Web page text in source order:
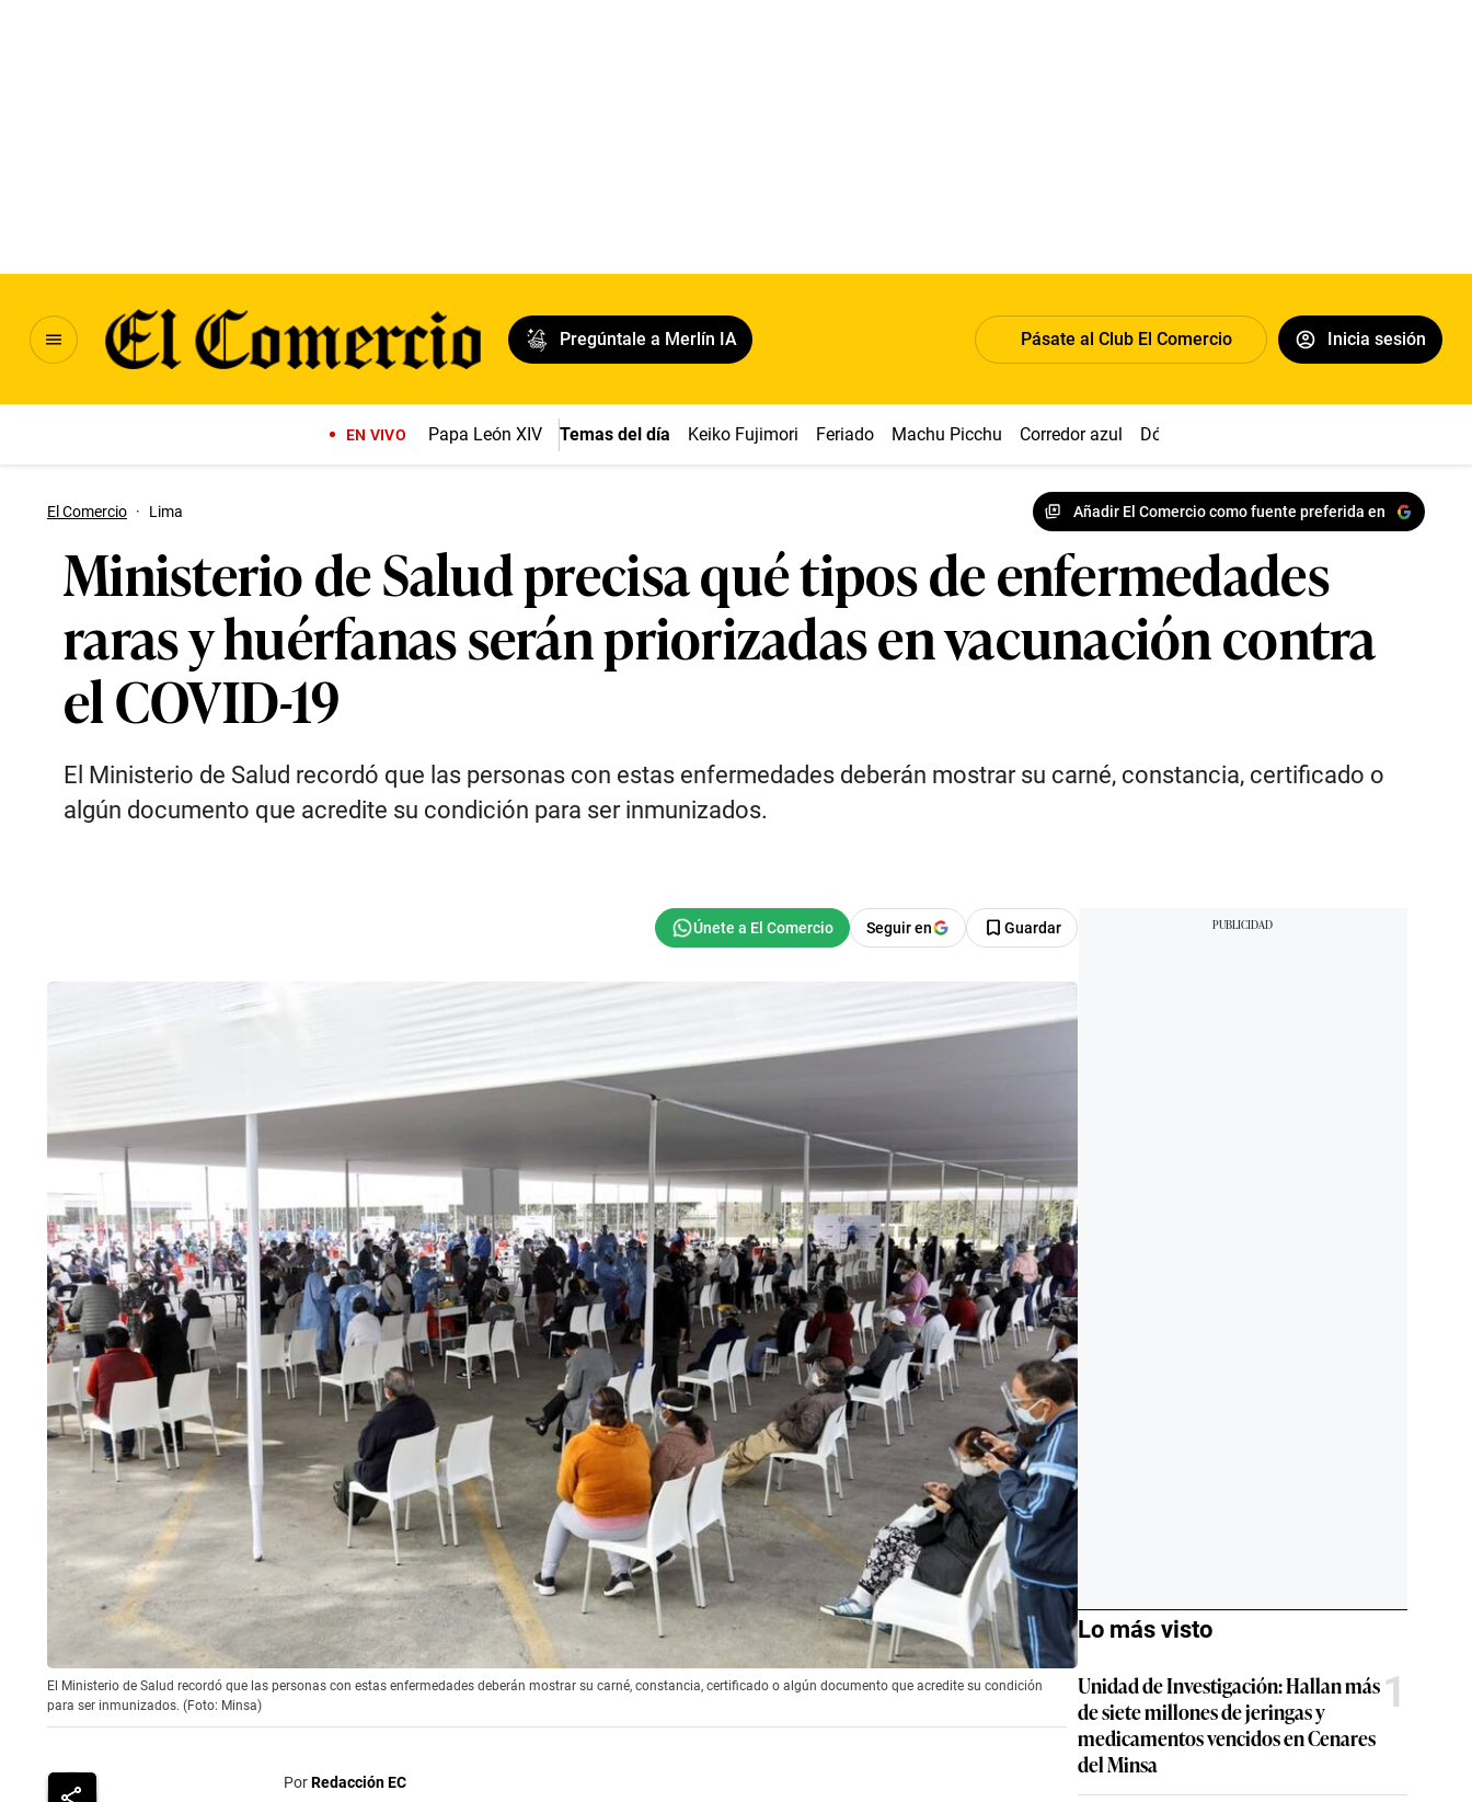
Pregúntale a Merlín IA Pásate al Club El Comercio Inicia sesión
EN VIVO Papa León XIV Temas del día Keiko Fujimori Feriado Machu Picchu Corredor azul Dólar
El Comercio · Lima Añadir El Comercio como fuente preferida en
Ministerio de Salud precisa qué tipos de enfermedades
raras y huérfanas serán priorizadas en vacunación contra
el COVID-19
El Ministerio de Salud recordó que las personas con estas enfermedades deberán mostrar su carné, constancia, certificado o
algún documento que acredite su condición para ser inmunizados.
Seguir en Guardar
El Ministerio de Salud recordó que las personas con estas enfermedades deberán mostrar su carné, constancia, certificado o algún documento que acredite su condición
para ser inmunizados. (Foto: Minsa)
PorRedacción EC
Lo más visto
Unidad de Investigación: Hallan más
de siete millones de jeringas y
medicamentos vencidos en Cenares
del Minsa
1